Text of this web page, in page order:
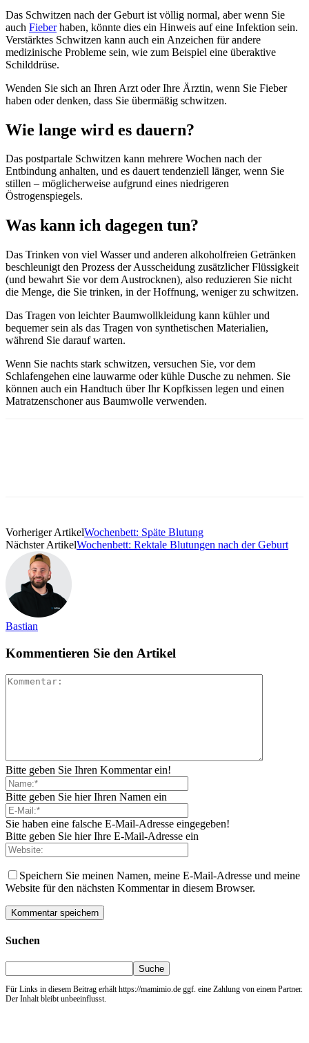
Das Schwitzen nach der Geburt ist völlig normal, aber wenn Sie
auch Fieberhaben, könnte dies ein Hinweis auf eine Infektion sein.
Verstärktes Schwitzen kann auch ein Anzeichen für andere
medizinische Probleme sein, wie zum Beispiel eine überaktive
Schilddrüse.
Wenden Sie sich an Ihren Arzt oder Ihre Ärztin, wenn Sie Fieber
haben oder denken, dass Sie übermäßig schwitzen.
Wie lange wird es dauern?
Das postpartale Schwitzen kann mehrere Wochen nach der
Entbindung anhalten, und es dauert tendenziell länger, wenn Sie
stillen – möglicherweise aufgrund eines niedrigeren
Östrogenspiegels.
Was kann ich dagegen tun?
Das Trinken von viel Wasser und anderen alkoholfreien Getränken
beschleunigt den Prozess der Ausscheidung zusätzlicher Flüssigkeit
(und bewahrt Sie vor dem Austrocknen), also reduzieren Sie nicht
die Menge, die Sie trinken, in der Hoffnung, weniger zu schwitzen.
Das Tragen von leichter Baumwollkleidung kann kühler und
bequemer sein als das Tragen von synthetischen Materialien,
während Sie darauf warten.
Wenn Sie nachts stark schwitzen, versuchen Sie, vor dem
Schlafengehen eine lauwarme oder kühle Dusche zu nehmen. Sie
können auch ein Handtuch über Ihr Kopfkissen legen und einen
Matratzenschoner aus Baumwolle verwenden.
Vorheriger ArtikelWochenbett: Späte Blutung
Nächster ArtikelWochenbett: Rektale Blutungen nach der Geburt
Bastian
Kommentieren Sie den Artikel
Bitte geben Sie Ihren Kommentar ein!
Bitte geben Sie hier Ihren Namen ein
Sie haben eine falsche E-Mail-Adresse eingegeben!
Bitte geben Sie hier Ihre E-Mail-Adresse ein
Speichern Sie meinen Namen, meine E-Mail-Adresse und meine
Website für den nächsten Kommentar in diesem Browser.
Suchen
Für Links in diesem Beitrag erhält https://mamimio.de ggf. eine Zahlung von einem Partner.
Der Inhalt bleibt unbeeinflusst.